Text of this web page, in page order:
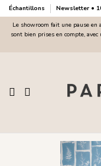
Échantillons Newsletter •
Le showroom fait une pause en
sont bien prises en compte,